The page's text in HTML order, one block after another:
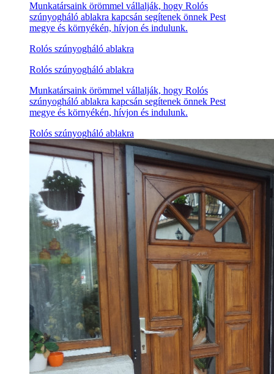
Munkatársaink örömmel vállalják, hogy Rolós
szúnyogháló ablakra kapcsán segítenek önnek Pest
megye és környékén, hívjon és indulunk.
Rolós szúnyogháló ablakra
Rolós szúnyogháló ablakra
Munkatársaink örömmel vállalják, hogy Rolós
szúnyogháló ablakra kapcsán segítenek önnek Pest
megye és környékén, hívjon és indulunk.
Rolós szúnyogháló ablakra